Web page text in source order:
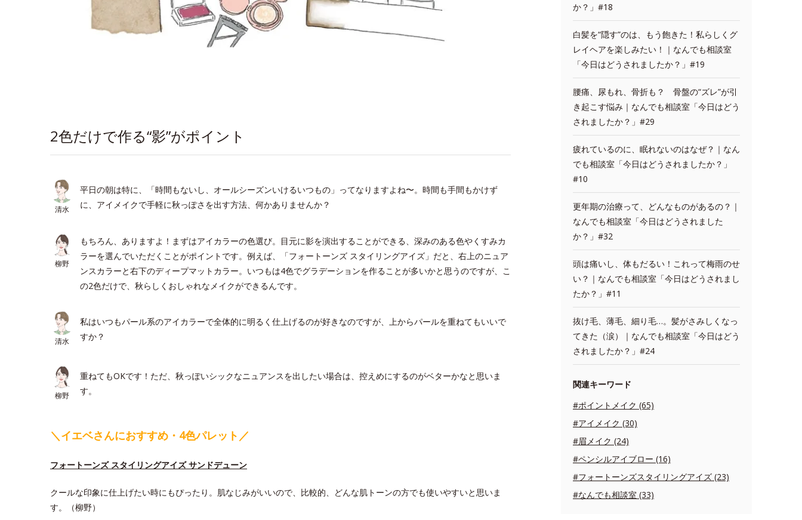
2色だけで作る“影”がポイント
清水
平日の朝は特に、「時間もないし、オールシーズンいけるいつもの」ってなりますよね〜。時間も手間もかけず
に、アイメイクで手軽に秋っぽさを出す方法、何かありませんか？
柳野
もちろん、ありますよ！まずはアイカラーの色選び。目元に影を演出することができる、深みのある色やくすみカ
ラーを選んでいただくことがポイントです。例えば、「フォートーンズ スタイリングアイズ」だと、右上のニュア
ンスカラーと右下のディープマットカラー。いつもは4色でグラデーションを作ることが多いかと思うのですが、こ
の2色だけで、秋らしくおしゃれなメイクができるんです。
清水
私はいつもパール系のアイカラーで全体的に明るく仕上げるのが好きなのですが、上からパールを重ねてもいいで
すか？
柳野
重ねてもOKです！ただ、秋っぽいシックなニュアンスを出したい場合は、控えめにするのがベターかなと思いま
す。
＼イエベさんにおすすめ・4色パレット／
フォートーンズ スタイリングアイズ サンドデューン
クールな印象に仕上げたい時にもぴったり。肌なじみがいいので、比較的、どんな肌トーンの方でも使いやすいと思いま
す。（柳野）
か？」#18
白髪を“隠す”のは、もう飽きた！私らしくグ
レイヘアを楽しみたい！｜なんでも相談室
「今日はどうされましたか？」#19
腰痛、尿もれ、骨折も？ 骨盤の“ズレ”が引
き起こす悩み｜なんでも相談室「今日はどう
されましたか？」#29
疲れているのに、眠れないのはなぜ？｜なん
でも相談室「今日はどうされましたか？」
#10
更年期の治療って、どんなものがあるの？｜
なんでも相談室「今日はどうされました
か？」#32
頭は痛いし、体もだるい！これって梅雨のせ
い？｜なんでも相談室「今日はどうされまし
たか？」#11
抜け毛、薄毛、細り毛…。髪がさみしくなっ
てきた（涙）｜なんでも相談室「今日はどう
されましたか？」#24
関連キーワード
#ポイントメイク (65)
#アイメイク (30)
#眉メイク (24)
#ペンシルアイブロー (16)
#フォートーンズスタイリングアイズ (23)
#なんでも相談室 (33)